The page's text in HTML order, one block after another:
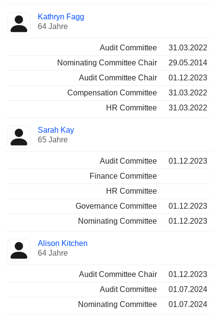
Kathryn Fagg
64 Jahre
Audit Committee
31.03.2022
Nominating Committee Chair
29.05.2014
Audit Committee Chair
01.12.2023
Compensation Committee
31.03.2022
HR Committee
31.03.2022
Sarah Kay
65 Jahre
Audit Committee
01.12.2023
Finance Committee
HR Committee
Governance Committee
01.12.2023
Nominating Committee
01.12.2023
Alison Kitchen
64 Jahre
Audit Committee Chair
01.12.2023
Audit Committee
01.07.2024
Nominating Committee
01.07.2024